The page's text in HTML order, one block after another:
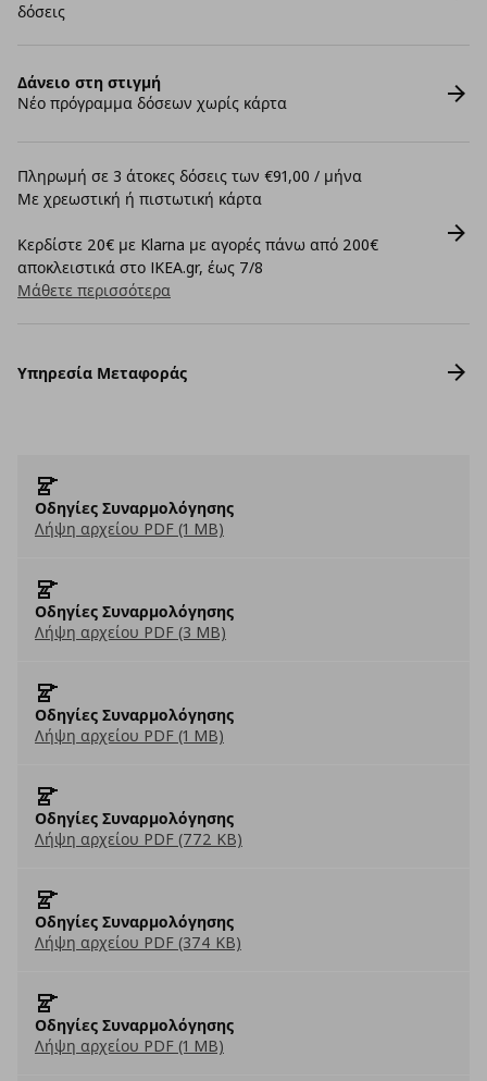
δόσεις
Δάνειο στη στιγμή
Νέο πρόγραμμα δόσεων χωρίς κάρτα
Πληρωμή σε 3 άτοκες δόσεις των €91,00 / μήνα
Με χρεωστική ή πιστωτική κάρτα
Κερδίστε 20€ με Klarna με αγορές πάνω από 200€
αποκλειστικά στο IKEA.gr, έως 7/8
Μάθετε περισσότερα
Υπηρεσία Μεταφοράς
Οδηγίες Συναρμολόγησης
Λήψη αρχείου PDF (1 MB)
Οδηγίες Συναρμολόγησης
Λήψη αρχείου PDF (3 MB)
Οδηγίες Συναρμολόγησης
Λήψη αρχείου PDF (1 MB)
Οδηγίες Συναρμολόγησης
Λήψη αρχείου PDF (772 KB)
Οδηγίες Συναρμολόγησης
Λήψη αρχείου PDF (374 KB)
Οδηγίες Συναρμολόγησης
Λήψη αρχείου PDF (1 MB)